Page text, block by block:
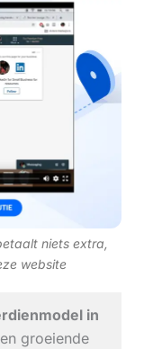
niets extra,
website
in
groeiende